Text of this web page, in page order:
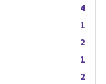
4
1
2
1
2